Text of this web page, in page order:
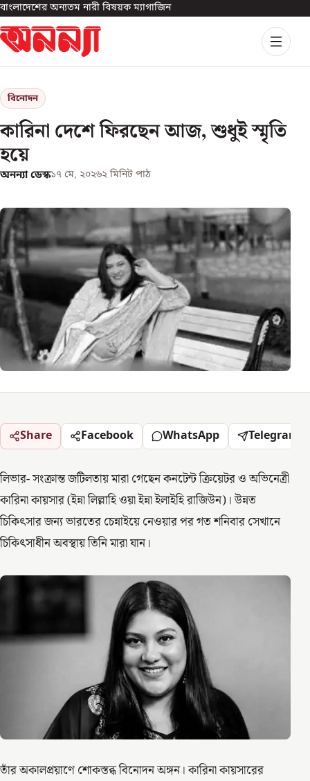
বাংলাদেশের অন্যতম নারী বিষয়ক ম্যাগাজিন
বিনোদন
কারিনা দেশে ফিরছেন আজ, শুধুই স্মৃতি
হয়ে
অনন্যা ডেস্ক১৭ মে, ২০২৬২ মিনিট পাঠ
Share Facebook WhatsApp Telegram
লিভার- সংক্রান্ত জটিলতায় মারা গেছেন কনটেন্ট ক্রিয়েটর ও অভিনেত্রী
কারিনা কায়সার (ইন্না লিল্লাহি ওয়া ইন্না ইলাইহি রাজিউন)। উন্নত
চিকিৎসার জন্য ভারতের চেন্নাইয়ে নেওয়ার পর গত শনিবার সেখানে
চিকিৎসাধীন অবস্থায় তিনি মারা যান।
তাঁর অকালপ্রয়াণে শোকস্তব্ধ বিনোদন অঙ্গন। কারিনা কায়সারের